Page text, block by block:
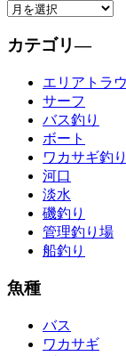
カテゴリ―
エリアトラ
サーフ
バス釣り
ボート
ワカサギ釣り
河口
淡水
磯釣り
管理釣り場
船釣り
魚種
バス
ワカサギ